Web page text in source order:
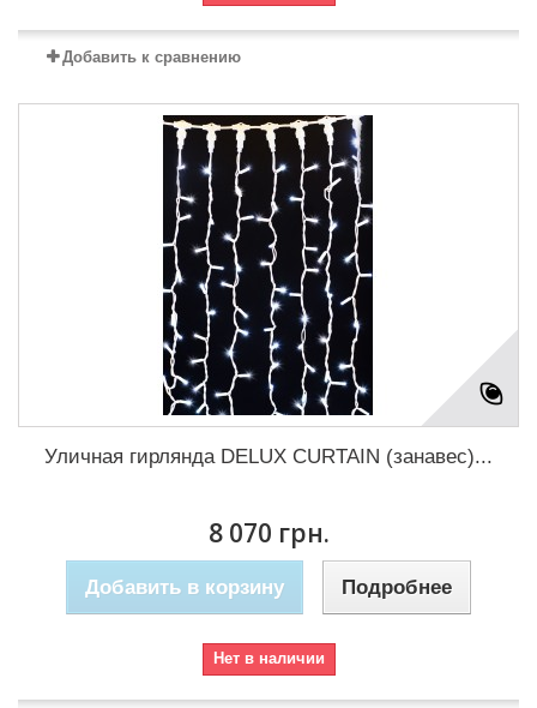
Добавить к сравнению
Уличная гирлянда DELUX CURTAIN (занавес)...
8 070 грн.
Добавить в корзину Подробнее
Нет в наличии